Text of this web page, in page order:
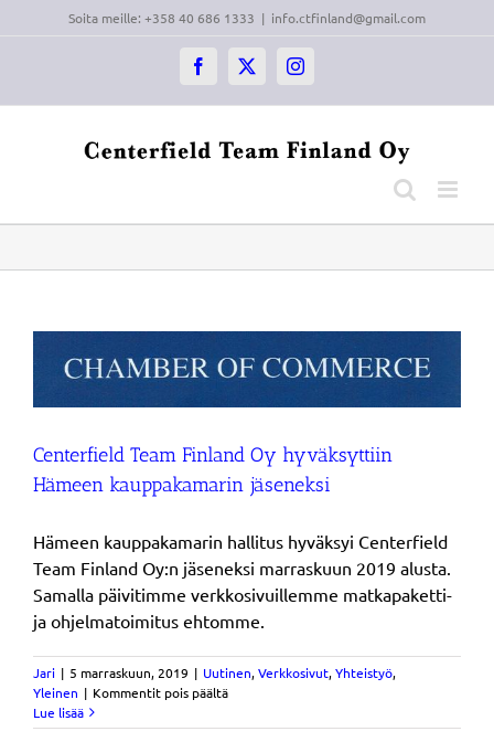
Soita meille: +358 40 686 1333 | info.ctfinland@gmail.com
Facebook
X Instagram
Centerfield Team Finland Oy hyväksyttiin
Hämeen kauppakamarin jäseneksi
Hämeen kauppakamarin hallitus hyväksyi Centerfield
Team Finland Oy:n jäseneksi marraskuun 2019 alusta.
Samalla päivitimme verkkosivuillemme matkapaketti-
ja ohjelmatoimitus ehtomme.
Jari | 5 marraskuun, 2019 | Uutinen,Verkkosivut,Yhteistyö,
Yleinen | Kommentit pois päältäartikkelissa
Team
Lue lisää